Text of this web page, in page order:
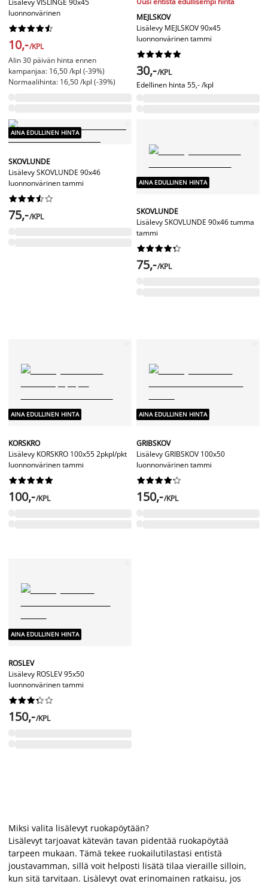
Lisälevy VISLINGE 90x45
luonnonvärinen






10,-/KPL
Alin 30 päivän hinta ennen
kampanjaa: 16,50 /kpl (-39%)
Normaalihinta: 16,50 /kpl (-39%)
MEJLSKOV
Lisälevy MEJLSKOV 90x45
luonnonvärinen tammi






30,-/KPL
Edellinen hinta 55,- /kpl
AINA EDULLINEN HINTA
SKOVLUNDE
Lisälevy SKOVLUNDE 90x46
luonnonvärinen tammi






75,-/KPL
AINA EDULLINEN HINTA
SKOVLUNDE
Lisälevy SKOVLUNDE 90x46 tumma
tammi






75,-/KPL
AINA EDULLINEN HINTA
KORSKRO
Lisälevy KORSKRO 100x55 2pkpl/pkt
luonnonvärinen tammi






100,-/KPL
AINA EDULLINEN HINTA
GRIBSKOV
Lisälevy GRIBSKOV 100x50
luonnonvärinen tammi






150,-/KPL
AINA EDULLINEN HINTA
ROSLEV
Lisälevy ROSLEV 95x50
luonnonvärinen tammi






150,-/KPL
Miksi valita lisälevyt ruokapöytään?
Lisälevyt tarjoavat kätevän tavan pidentää ruokapöytää
tarpeen mukaan. Tämä tekee ruokailutilastasi entistä
joustavamman, sillä voit helposti lisätä tilaa vieraille silloin,
kun sitä tarvitaan. Lisälevyt ovat erinomainen ratkaisu, jos